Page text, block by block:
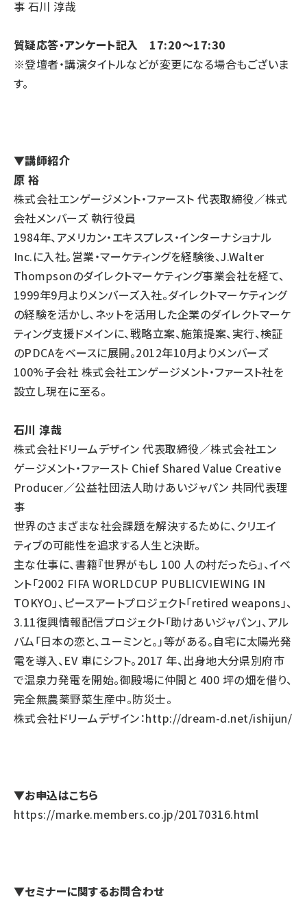
事 石川 淳哉
質疑応答・アンケート記入 17:20～17:30
※登壇者・講演タイトルなどが変更になる場合もございま
す。
▼講師紹介
原 裕
株式会社エンゲージメント・ファースト 代表取締役／株式
会社メンバーズ 執行役員
1984年、アメリカン・エキスプレス・インターナショナル
Inc.に入社。営業・マーケティングを経験後、J.Walter
Thompsonのダイレクトマーケティング事業会社を経て、
1999年9月よりメンバーズ入社。ダイレクトマーケティング
の経験を活かし、ネットを活用した企業のダイレクトマーケ
ティング支援ドメインに、戦略立案、施策提案、実行、検証
のPDCAをベースに展開。2012年10月よりメンバーズ
100%子会社 株式会社エンゲージメント・ファースト社を
設立し現在に至る。
石川 淳哉
株式会社ドリームデザイン 代表取締役／株式会社エン
ゲージメント・ファースト Chief Shared Value Creative
Producer／公益社団法人助けあいジャパン 共同代表理
事
世界のさまざまな社会課題を解決するために、クリエイ
ティブの可能性を追求する人生と決断。
主な仕事に、書籍『世界がもし 100 人の村だったら』、イベ
ント「2002 FIFA WORLDCUP PUBLICVIEWING IN
TOKYO」、ピースアートプロジェクト「retired weapons」、
3.11復興情報配信プロジェクト「助けあいジャパン」、アル
バム「日本の恋と、ユーミンと。」等がある。自宅に太陽光発
電を導入、EV 車にシフト。2017 年、出身地大分県別府市
で温泉力発電を開始。御殿場に仲間と 400 坪の畑を借り、
完全無農薬野菜生産中。防災士。
株式会社ドリームデザイン：http://dream-d.net/ishijun/
▼お申込はこちら
https://marke.members.co.jp/20170316.html
▼セミナーに関するお問合わせ